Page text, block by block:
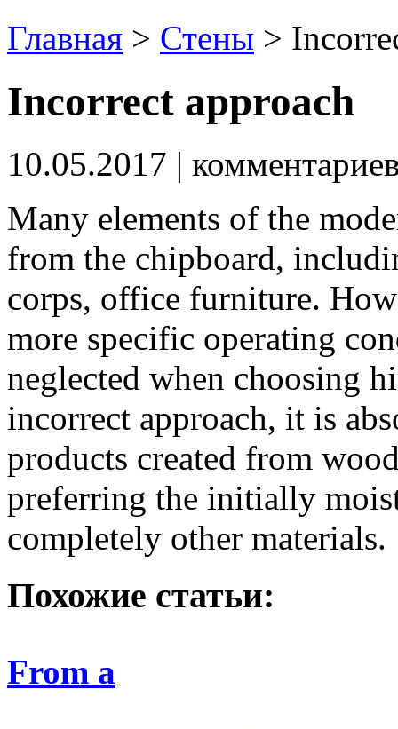
Главная > Стены >
Incorrect approach
10.05.2017 |
Many elements of the
from the chipboard,
corps, office furniture.
more specific operating
neglected when choosing
incorrect approach, it is
products created from
preferring the initially
completely other materials.
Похожие статьи:
From a